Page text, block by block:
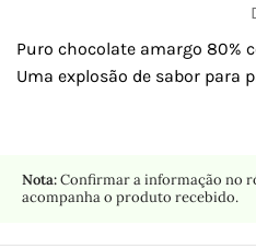
Puro chocolate amargo 80%
Uma explosão de sabor para
Nota:Confirmar a informação no
acompanha o produto recebido.